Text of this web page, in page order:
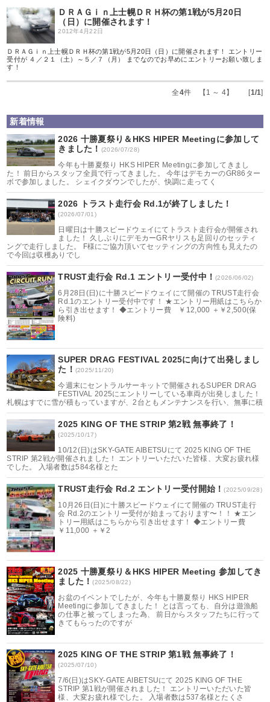
ＤＲＡＧｉｎ上士幌ＤＲＨ杯の第1戦が5月20日
（日）に開催されます！
2012年4月22日
ＤＲＡＧｉｎ上士幌ＤＲＨ杯の第1戦が5月20日（日）に開催されます！ エントリー
受付が ４／２１（土）～５／７（月） までなのでお早めにエントリーお願い致しま
す！
全4件 【1 ～ 4】 [1/1]
新着情報
2026 十勝夏祭り＆HKS HIPER Meetingに参加して
きました！ (2026/07/28)
今年も十勝夏祭り HKS HIPER Meetingに参加してきまし
た！ 前日からスタッフ全員で行ってきました。 今年はデモカーのGR86ター
ボで参加しました。 シェイクダウンでしたが、快調に走ってく
2026 トラスト走行会 Rd.1が終了しました！
(2026/07/01)
日曜日は十勝スピードウェイにてトラスト走行会が開催され
ました！ 久しぶりにデモカーGRヤリスも足回りのセッティ
ングで走行しました。 F様にご協力頂いてセッティングの方向性も見えたの
で今回は収穫ありでし
TRUST走行会 Rd.1 エントリー受付中！(2026/06/02)
6月28日(日)に十勝スピードウェイにて開催の TRUST走行会
Rd.1のエントリー受付中です！ ★エントリー用紙はこちらか
ら引き出せます！ ◆エントリー費 ￥12,000 ＋￥2,500(保
険料)
SUPER DRAG FESTIVAL 2025に向けて出発しまし
た！ (2025/11/20)
今週末にセントラルサーキットで開催されるSUPER DRAG
FESTIVAL 2025にエントリーしている車両が出発しました！
札幌はすでに雪が積もっていますが、2台ともメンテナンスを行い、無事に積
2025 KING OF THE STRIP 第2戦 無事終了！
(2025/10/17)
10/12(日)はSKY-GATE AIBETSUにて 2025 KING OF THE
STRIP 第2戦が開催されました！ エントリーいただいた皆様、大変お疲れ様
でした。 入場者数は584名様とた
TRUST走行会 Rd.2 エントリー受付開始！(2025/09/28)
10月26日(日)に十勝スピードウェイにて開催の TRUST走行
会 Rd.2のエントリー受付が始まっております〜！！ ★エン
トリー用紙はこちらから引き出せます！ ◆エントリー費
￥11,000 ＋￥2
2025 十勝夏祭り＆HKS HIPER Meeting 参加してき
ました！(2025/08/22)
お盆のイベントでしたが、今年も十勝夏祭り HKS HIPER
Meetingに参加してきました！ とは言っても、自分は遊漁船
の仕事と被ってしまった為、 前日からスタッフたちに行って
きてもらったのですが
2025 KING OF THE STRIP 第1戦 無事終了！
(2025/07/10)
7/6(日)はSKY-GATE AIBETSUにて 2025 KING OF THE
STRIP 第1戦が開催されました！ エントリーいただいた皆
様、大変お疲れ様でした。 入場者数は537名様とたくさ